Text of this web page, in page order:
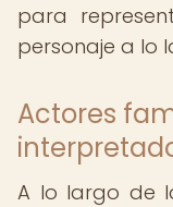
para
personaje a lo
Actores
A lo largo de